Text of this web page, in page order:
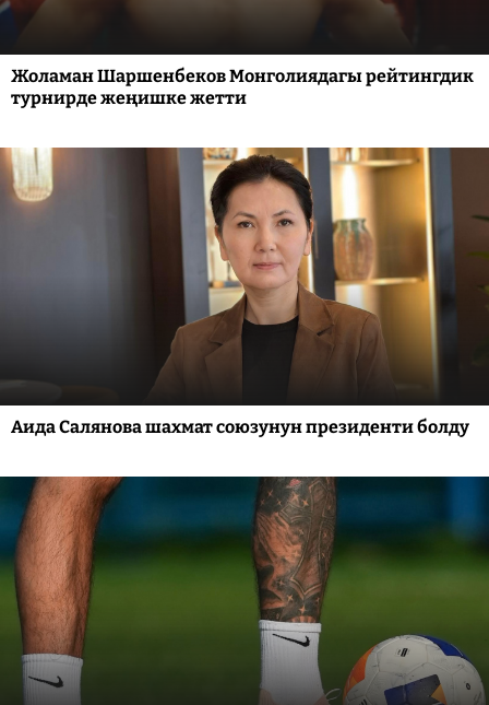
Жоламан Шаршенбеков Монголиядагы рейтингдик
турнирде жеңишке жетти
Аида Салянова шахмат союзунун президенти болду